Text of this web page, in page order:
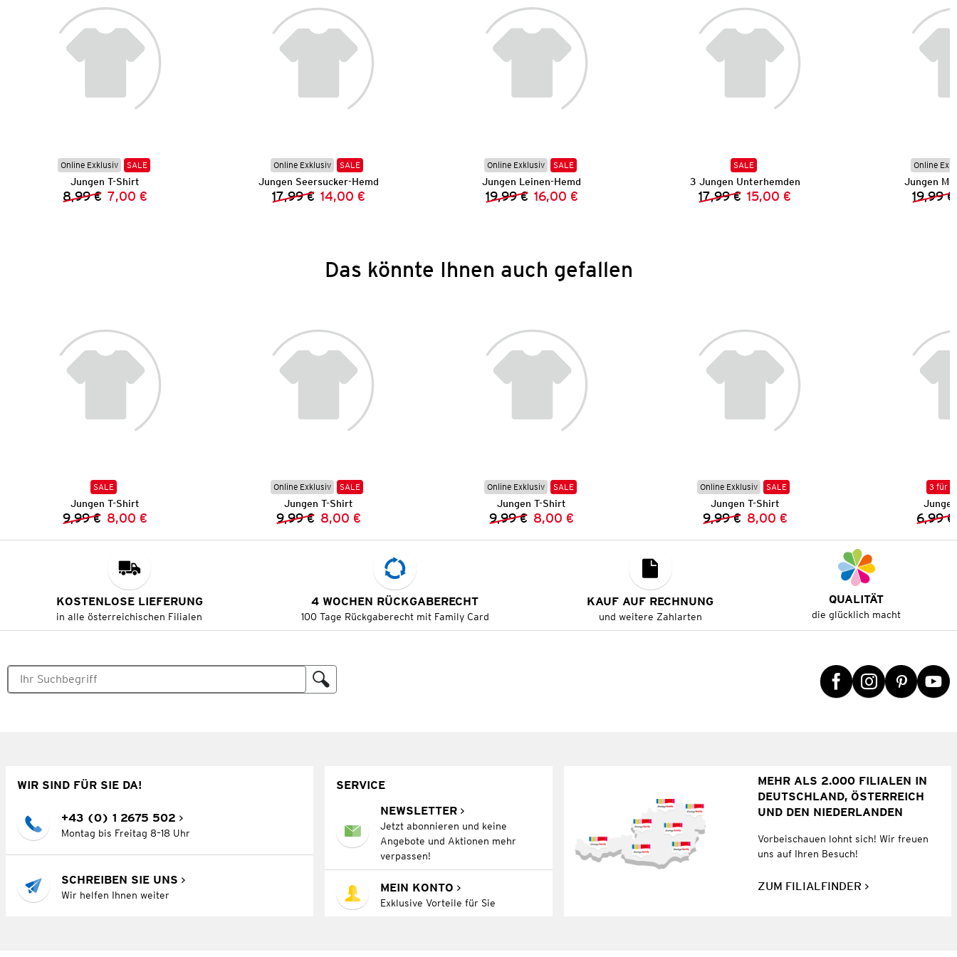
Online Exklusiv SALE
Jungen T-Shirt
Vorheriger Preis:
8,99 € Neuer Preis:
7,00 €
Online Exklusiv SALE
Jungen Seersucker-Hemd
Vorheriger Preis:
17,99 € Neuer Preis:
14,00 €
Online Exklusiv SALE
Jungen Leinen-Hemd
Vorheriger Preis:
19,99 € Neuer Preis:
16,00 €
SALE
3 Jungen Unterhemden
Vorheriger Preis:
17,99 € Neuer Preis:
15,00 €
Online
Jungen
19,99 €
Das könnte Ihnen auch gefallen
SALE
Jungen T-Shirt
Vorheriger Preis:
9,99 € Neuer Preis:
8,00 €
Online Exklusiv SALE
Jungen T-Shirt
Vorheriger Preis:
9,99 € Neuer Preis:
8,00 €
Online Exklusiv SALE
Jungen T-Shirt
Vorheriger Preis:
9,99 € Neuer Preis:
8,00 €
Online Exklusiv SALE
Jungen T-Shirt
Vorheriger Preis:
9,99 € Neuer Preis:
8,00 €
3 für 2
6,99 €
KOSTENLOSE LIEFERUNG
in alle österreichischen Filialen
4 WOCHEN RÜCKGABERECHT
100 Tage Rückgaberecht mit Family Card
KAUF AUF RECHNUNG
und weitere Zahlarten
QUALITÄT
die glücklich macht
WIR SIND FÜR SIE DA!
+43 (0) 1 2675 502
Montag bis Freitag 8–18 Uhr
SCHREIBEN SIE UNS
Wir helfen Ihnen weiter
SERVICE
NEWSLETTER
Jetzt abonnieren und keine
Angebote und Aktionen mehr
verpassen!
MEIN KONTO
Exklusive Vorteile für Sie
MEHR ALS 2.000 FILIALEN IN
DEUTSCHLAND, ÖSTERREICH
UND DEN NIEDERLANDEN
Vorbeischauen lohnt sich! Wir freuen
uns auf Ihren Besuch!
ZUM FILIALFINDER